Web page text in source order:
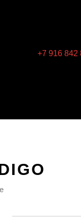
+7 916 842